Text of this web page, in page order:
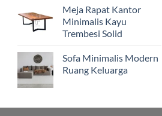
Meja Rapat Kantor
Minimalis Kayu
Trembesi Solid
Sofa Minimalis Modern
Ruang Keluarga